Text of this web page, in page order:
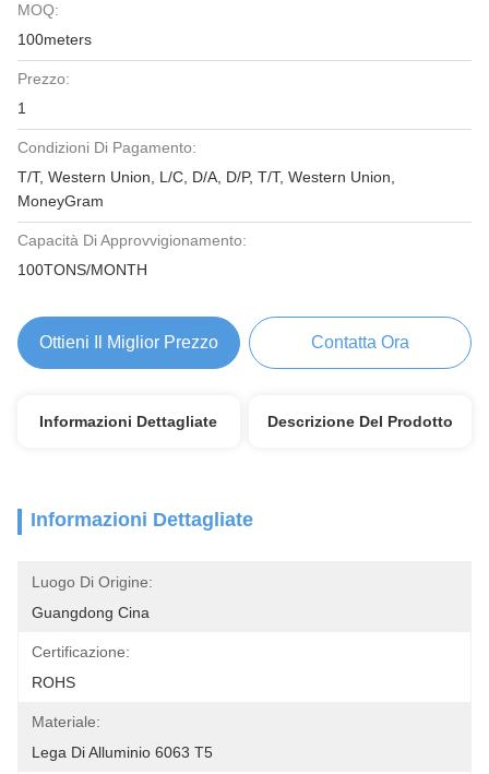
MOQ:
100meters
Prezzo:
1
Condizioni Di Pagamento:
T/T, Western Union, L/C, D/A, D/P, T/T, Western Union,
MoneyGram
Capacità Di Approvvigionamento:
100TONS/MONTH
Ottieni Il Miglior Prezzo Contatta Ora
Informazioni Dettagliate Descrizione Del Prodotto
Informazioni Dettagliate
Luogo Di Origine:
Guangdong Cina
Certificazione:
ROHS
Materiale:
Lega Di Alluminio 6063 T5